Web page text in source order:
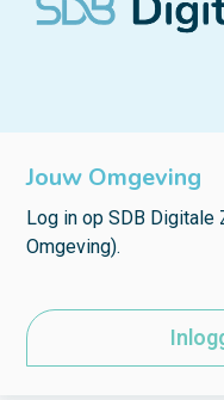
Jouw Omgeving
Log in op SDB
Omgeving).